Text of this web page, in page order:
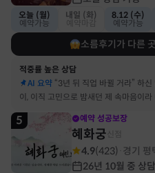
오늘 (월)
예약가능
내일 (화)
8.12 (수)
예약가능
소름후기가 다른
적중률 높은 상담
AI 요약 “3년 뒤 직업 바뀔 거라” 하신
이, 이직 고민으로 밤새던 제 속마음이라
기했어요
5 예약 성공보장
혜화궁
4.9(423) 경기 평
26년 10월 중 상